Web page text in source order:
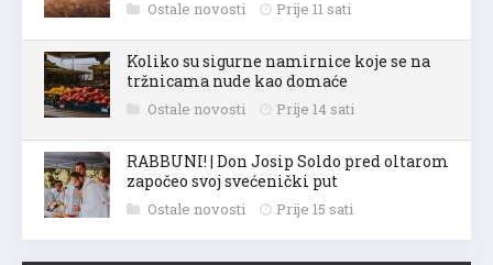
Ostale novosti Prije 11 sati
Koliko su sigurne namirnice koje se na
tržnicama nude kao domaće
Ostale novosti Prije 14 sati
RABBUNI! | Don Josip Soldo pred oltarom
započeo svoj svećenički put
Ostale novosti Prije 15 sati